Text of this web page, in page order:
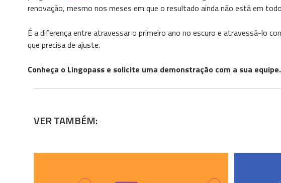
renovação, mesmo nos meses em que o resultado ainda não está em
É a diferença entre atravessar o primeiro ano no escuro e atravessá-lo
que precisa de ajuste.
Conheça o Lingopass e solicite uma demonstração com a sua equipe.
VER TAMBÉM: